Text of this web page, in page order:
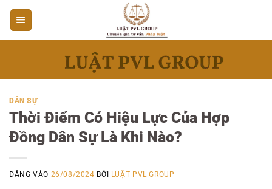
Bỏ
qua
nội
DÂN SỰ
Thời Điểm Có Hiệu Lực Của Hợp
Đồng Dân Sự Là Khi Nào?
ĐĂNG VÀO 26/08/2024 BỞI LUẬT PVL GROUP